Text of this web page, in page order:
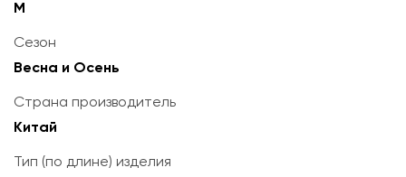
M
Сезон
Весна и Осень
Страна производитель
Китай
Тип (по длине) изделия